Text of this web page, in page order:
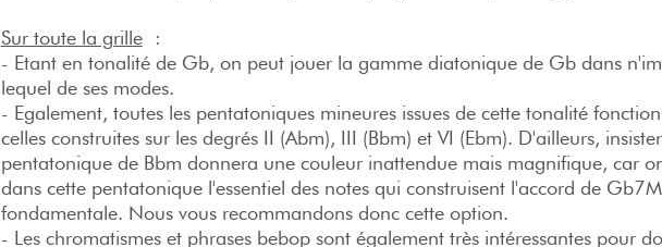
Sur toute la grille:
- Etant en tonalité de Gb, on peut jouer la gamme diatonique de Gb dans
lequel de ses modes.
- Egalement, toutes les pentatoniques mineures issues de cette tonalité
celles construites sur les degrés II (Abm), III (Bbm) et VI (Ebm). D'ailleurs,
pentatonique de Bbm donnera une couleur inattendue mais magnifique, car
dans cette pentatonique l'essentiel des notes qui construisent l'accord de
fondamentale. Nous vous recommandons donc cette option.
- Les chromatismes et phrases bebop sont également très intéressantes pour